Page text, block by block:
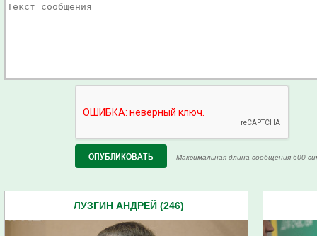
Максимальная длина сообщения 600
ЛУЗГИН АНДРЕЙ (246)